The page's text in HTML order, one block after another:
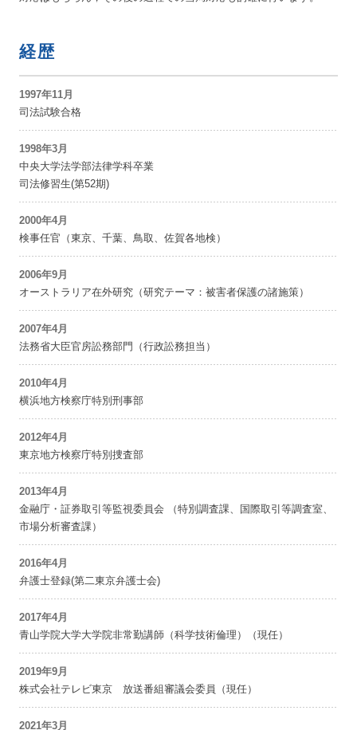
経歴
1997年11月
司法試験合格
1998年3月
中央大学法学部法律学科卒業
司法修習生(第52期)
2000年4月
検事任官（東京、千葉、鳥取、佐賀各地検）
2006年9月
オーストラリア在外研究（研究テーマ：被害者保護の諸施策）
2007年4月
法務省大臣官房訟務部門（行政訟務担当）
2010年4月
横浜地方検察庁特別刑事部
2012年4月
東京地方検察庁特別捜査部
2013年4月
金融庁・証券取引等監視委員会 （特別調査課、国際取引等調査室、
市場分析審査課）
2016年4月
弁護士登録(第二東京弁護士会)
2017年4月
青山学院大学大学院非常勤講師（科学技術倫理）（現任）
2019年9月
株式会社テレビ東京 放送番組審議会委員（現任）
2021年3月